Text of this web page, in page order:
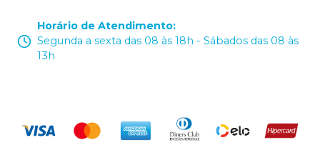
Horário de Atendimento:
Segunda a sexta das 08 às 18h - Sábados das 08 às
13h